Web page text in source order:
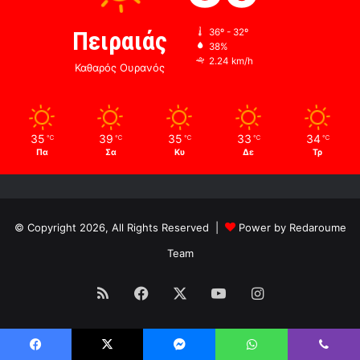
Πειραιάς
Καθαρός Ουρανός
36º - 32º
38%
2.24 km/h
35 ℃
Πα
39 ℃
Σα
35 ℃
Κυ
33 ℃
Δε
34 ℃
Τρ
© Copyright 2026, All Rights Reserved |
Power by Redaroume
Team
RSS Facebook YouTubeInstagram